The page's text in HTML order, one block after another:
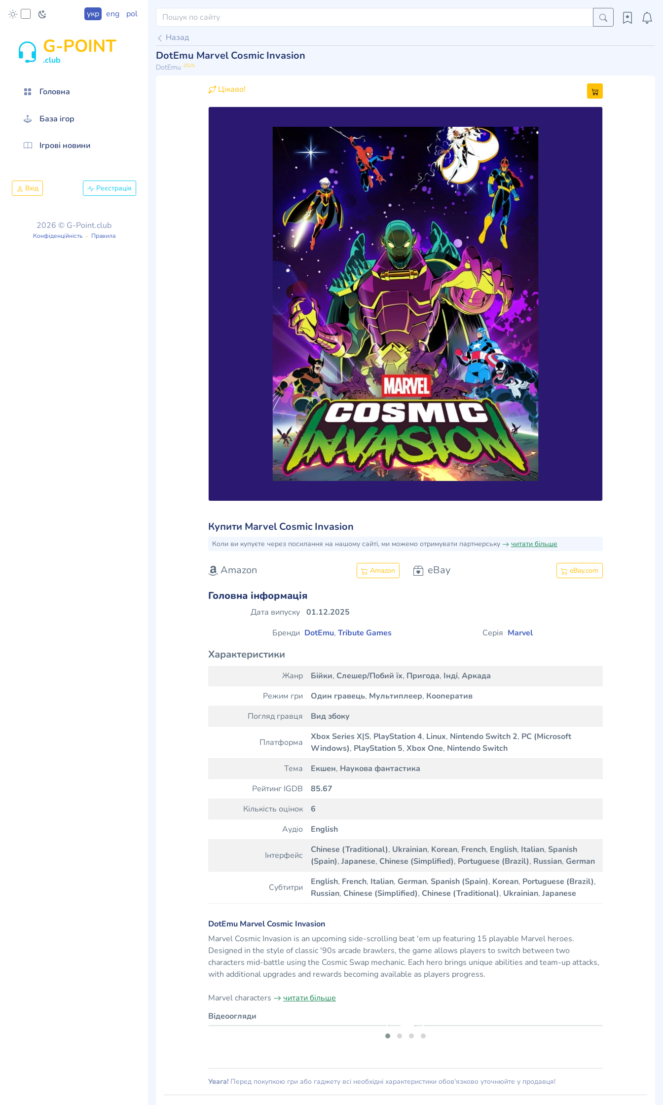
укр eng pol
G-POINT
.club
Головна
База ігор
Ігрові новини
Вхід Реєстрація
2026 © G-Point.club
Конфіденційність Правила
Назад
DotEmu Marvel Cosmic Invasion
DotEmu 2025
Цікаво!
Купити Marvel Cosmic Invasion
Коли ви купуєте через посилання на нашому сайті, ми можемо отримувати партнерську читати більше
Amazon Amazon eBay eBay.com
Головна інформація
Дата випуску 01.12.2025
Бренди DotEmu, Tribute Games Серія Marvel
Характеристики
Жанр Бійки, Слешер/Побий їх, Пригода, Інді, Аркада
Режим гри
Один гравець, Мультиплеер, Кооператив
Погляд гравця
Вид збоку
Платформа
Xbox Series X|S, PlayStation 4, Linux, Nintendo Switch 2, PC (Microsoft
Windows), PlayStation 5, Xbox One, Nintendo Switch
Тема
Екшен, Наукова фантастика
Рейтинг IGDB
85.67
Кількість оцінок
6
Аудіо
English
Інтерфейс
Chinese (Traditional), Ukrainian, Korean, French, English, Italian, Spanish
(Spain), Japanese, Chinese (Simplified), Portuguese (Brazil), Russian, German
Субтитри
English, French, Italian, German, Spanish (Spain), Korean, Portuguese (Brazil),
Russian, Chinese (Simplified), Chinese (Traditional), Ukrainian, Japanese
DotEmu Marvel Cosmic Invasion
Marvel Cosmic Invasion is an upcoming side-scrolling beat 'em up featuring 15 playable Marvel heroes.
Designed in the style of classic '90s arcade brawlers, the game allows players to switch between two
characters mid-battle using the Cosmic Swap mechanic. Each hero brings unique abilities and team-up attacks,
with additional upgrades and rewards becoming available as players progress.
Marvel characters
читати більше
Відеоогляди
Увага! Перед покупкою гри або гаджету всі необхідні характеристики обов'язково уточнюйте у продавця!